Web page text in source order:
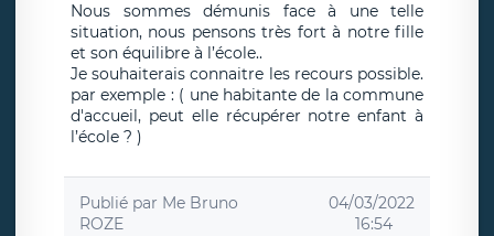
Nous sommes démunis face à une telle
situation, nous pensons très fort à notre fille
et son équilibre à l’école..
Je souhaiterais connaitre les recours possible.
par exemple : ( une habitante de la commune
d'accueil, peut elle récupérer notre enfant à
l’école ? )
Publié par Me Bruno
ROZE
04/03/2022
16:54